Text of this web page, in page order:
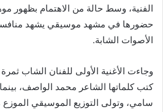
الفنية، وسط حالة من الاهتمام بظهور
حضورها في مشهد موسيقي يشهد منافسة
الأصوات الشابة.
وجاءت الأغنية الأولى للفنان الشاب
كتب كلماتها الشاعر محمد الواصف،
سامي، وتولى التوزيع الموسيقي